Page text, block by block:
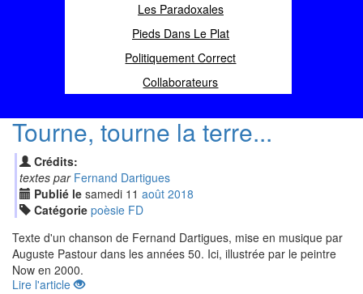
Les Paradoxales
Pieds Dans Le Plat
Politiquement Correct
Collaborateurs
Tourne, tourne la terre...
Crédits:
textes par Fernand Dartigues
Publié le samedi 11 août 2018
Catégorie poèsie FD
Texte d'un chanson de Fernand Dartigues, mise en musique par
Auguste Pastour dans les années 50. Ici, illustrée par le peintre
Now en 2000.
Lire l'article